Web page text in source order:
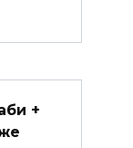
+